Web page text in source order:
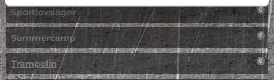
Sportlovsläger 0
Summercamp 0
Trampolin 0